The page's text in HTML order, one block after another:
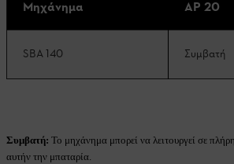
Μηχάνημα AP 20
SBA 140 Συμβατή
Συμβατή: Το μηχάνημα μπορεί να λειτουργεί σε
αυτήν την μπαταρία.